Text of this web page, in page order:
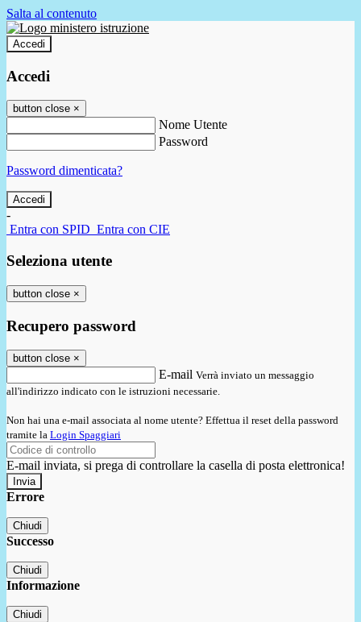
Salta al contenuto
Accedi
Accedi
button close ×
Nome Utente
Password
Password dimenticata?
-
Entra con SPID Entra con CIE
Seleziona utente
button close ×
Recupero password
button close ×
E-mail Verrà inviato un messaggio
all'indirizzo indicato con le istruzioni necessarie.
Non hai una e-mail associata al nome utente? Effettua il reset della password
tramite la Login Spaggiari
E-mail inviata, si prega di controllare la casella di posta elettronica!
Errore
Chiudi
Successo
Chiudi
Informazione
Chiudi